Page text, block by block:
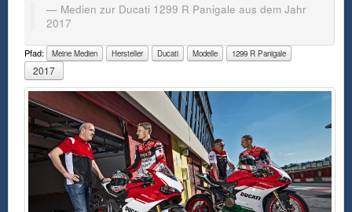
Medien zur Ducati 1299 R Panigale aus dem Jahr
2017
Pfad: Meine Medien Hersteller Ducati Modelle 1299 R Panigale
2017